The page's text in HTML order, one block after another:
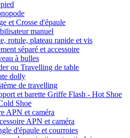
et Crosse d'épaule
manuel
rotule, plateau rapide et vis
séparé et accessoire
à bulles
ou Travelling de table
dolly
de travelling
et barette Griffe Flash - Hot Shoe
Shoe
APN et caméra
APN et caméra
d'épaule et courroies